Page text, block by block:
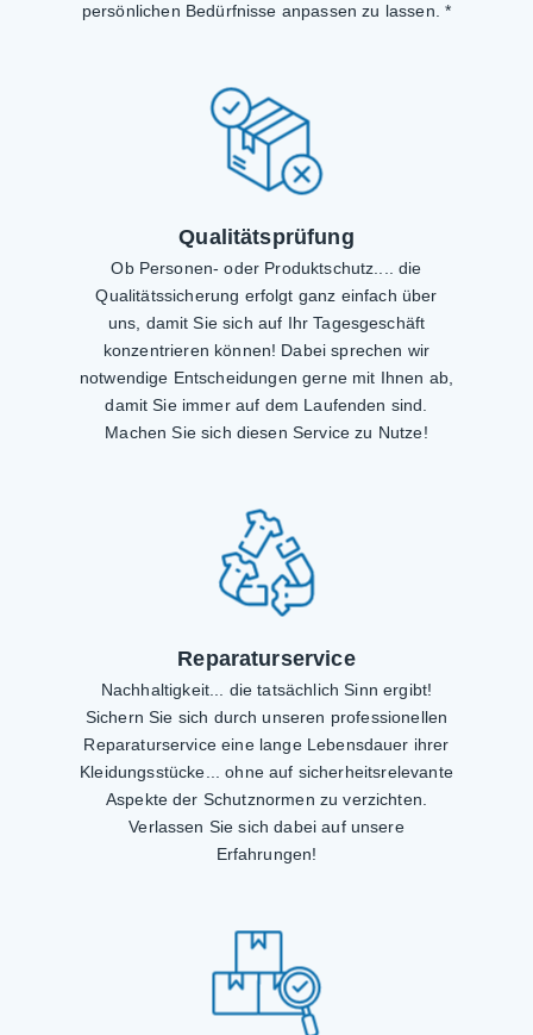
persönlichen Bedürfnisse anpassen zu lassen. *
Qualitätsprüfung
Ob Personen- oder Produktschutz.... die
Qualitätssicherung erfolgt ganz einfach über
uns, damit Sie sich auf Ihr Tagesgeschäft
konzentrieren können! Dabei sprechen wir
notwendige Entscheidungen gerne mit Ihnen ab,
damit Sie immer auf dem Laufenden sind.
Machen Sie sich diesen Service zu Nutze!
Reparaturservice
Nachhaltigkeit... die tatsächlich Sinn ergibt!
Sichern Sie sich durch unseren professionellen
Reparaturservice eine lange Lebensdauer ihrer
Kleidungsstücke... ohne auf sicherheitsrelevante
Aspekte der Schutznormen zu verzichten.
Verlassen Sie sich dabei auf unsere
Erfahrungen!